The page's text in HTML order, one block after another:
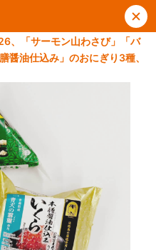
、「サーモン山わさび」「バ
醤油仕込み」のおにぎり3種、